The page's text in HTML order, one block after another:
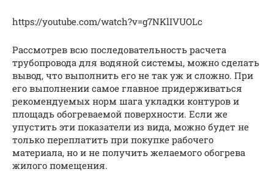
https://youtube.com/watch?v=g7NKlIVUOLc
Рассмотрев всю последовательность расчета
трубопровода для водяной системы, можно сделать
вывод, что выполнить его не так уж и сложно. При
его выполнении самое главное придерживаться
рекомендуемых норм шага укладки контуров и
площадь обогреваемой поверхности. Если же
упустить эти показатели из вида, можно будет не
только переплатить при покупке рабочего
материала, но и не получить желаемого обогрева
жилого помещения.